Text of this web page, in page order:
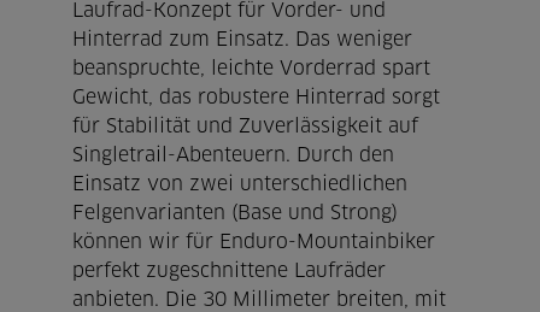
Laufrad-Konzept für Vorder- und
Hinterrad zum Einsatz. Das weniger
beanspruchte, leichte Vorderrad spart
Gewicht, das robustere Hinterrad sorgt
für Stabilität und Zuverlässigkeit auf
Singletrail-Abenteuern. Durch den
Einsatz von zwei unterschiedlichen
Felgenvarianten (Base und Strong)
können wir für Enduro-Mountainbiker
perfekt zugeschnittene Laufräder
anbieten. Die 30 Millimeter breiten, mit